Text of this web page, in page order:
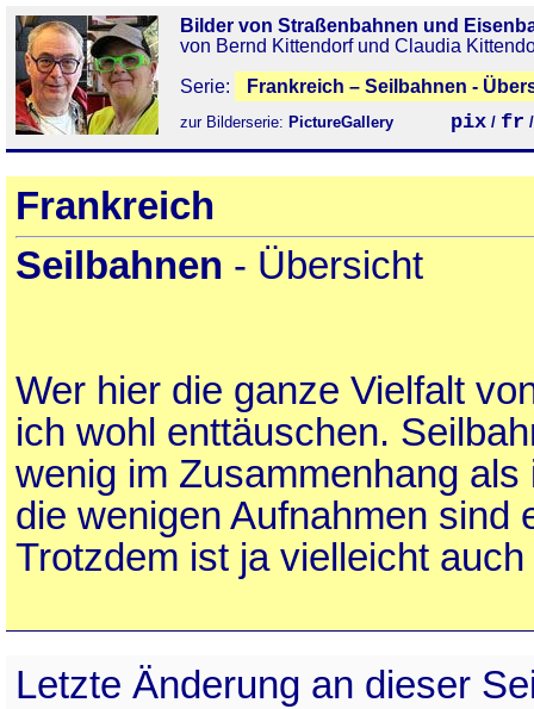
Bilder von Straßenbahnen und
von Bernd Kittendorf und Claudia
Serie:
Frankreich – Seilbahnen -
zur Bilderserie: PictureGallery pix / fr
Frankreich
Seilbahnen - Übersicht
Wer hier die ganze Vielfalt
ich wohl enttäuschen.
wenig im Zusammenhang
die wenigen Aufnahmen sind
Trotzdem ist ja vielleicht
Letzte Änderung an dieser